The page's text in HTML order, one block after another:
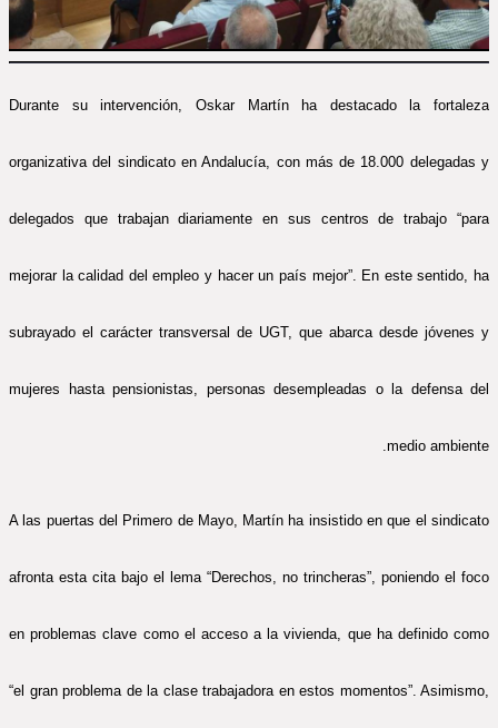
Durante su intervención, Oskar Martín ha destacado la fortaleza
organizativa del sindicato en Andalucía, con más de 18.000 delegadas y
delegados que trabajan diariamente en sus centros de trabajo “para
mejorar la calidad del empleo y hacer un país mejor”. En este sentido, ha
subrayado el carácter transversal de UGT, que abarca desde jóvenes y
mujeres hasta pensionistas, personas desempleadas o la defensa del
medio ambiente.
A las puertas del Primero de Mayo, Martín ha insistido en que el sindicato
afronta esta cita bajo el lema “Derechos, no trincheras”, poniendo el foco
en problemas clave como el acceso a la vivienda, que ha definido como
“el gran problema de la clase trabajadora en estos momentos”. Asimismo,